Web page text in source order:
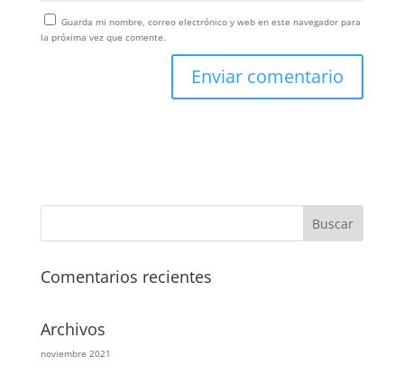
Guarda mi nombre, correo electrónico y web en este navegador para
la próxima vez que comente.
Comentarios recientes
Archivos
noviembre 2021